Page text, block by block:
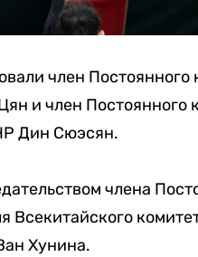
член
и член Постоянного
Дин Сюэсян.
члена
Хунина.